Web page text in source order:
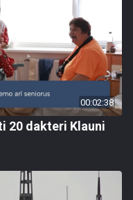
00:02:38
20 dakteri Klauni